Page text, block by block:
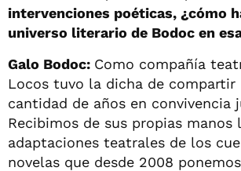
intervenciones poéticas, ¿cómo
universo literario de Bodoc en
Galo Bodoc: Como compañía
Locos tuvo la dicha de compartir
cantidad de años en convivencia
Recibimos de sus propias manos
adaptaciones teatrales de los
novelas que desde 2008